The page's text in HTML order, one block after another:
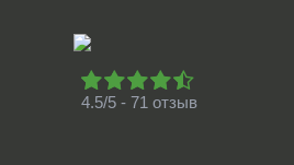
4.5/5 - 71 отзыв